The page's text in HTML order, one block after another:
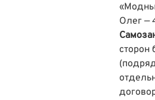
Олег —
сторон